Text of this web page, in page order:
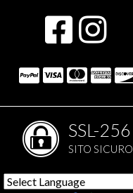
SSL-256
SITO SICURO